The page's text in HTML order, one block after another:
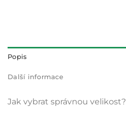
Popis
Další informace
Jak vybrat správnou velikost?